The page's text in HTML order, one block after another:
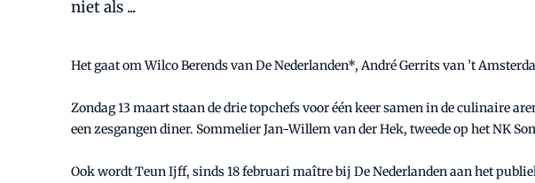
niet als ...
Het gaat om Wilco Berends van De Nederlanden*, André Gerrits van ’t
Zondag 13 maart staan de drie topchefs voor één keer samen in de culinaire
een zesgangen diner. Sommelier Jan-Willem van der Hek, tweede op het NK
Ook wordt Teun Ijff, sinds 18 februari maître bij De Nederlanden aan het